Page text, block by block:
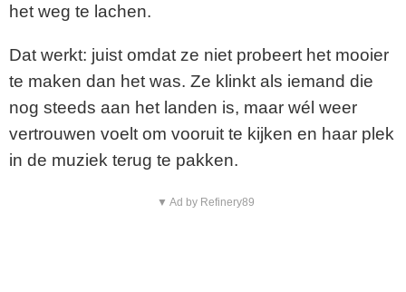
het weg te lachen.
Dat werkt: juist omdat ze niet probeert het mooier
te maken dan het was. Ze klinkt als iemand die
nog steeds aan het landen is, maar wél weer
vertrouwen voelt om vooruit te kijken en haar plek
in de muziek terug te pakken.
▼ Ad by Refinery89